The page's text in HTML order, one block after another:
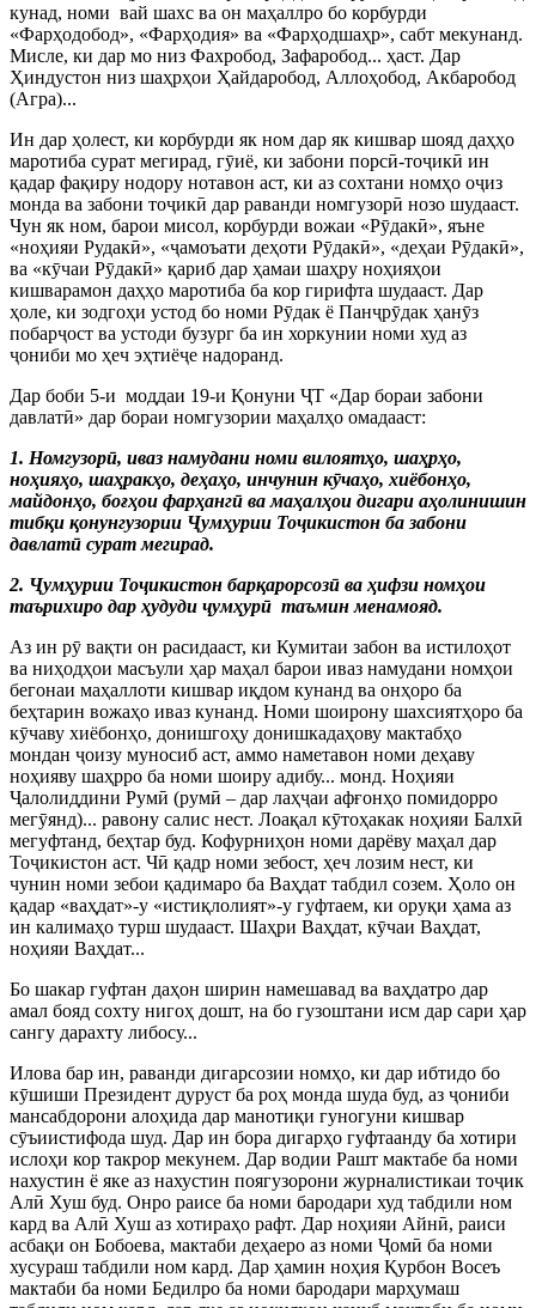
кунад, номи вай шахс ва он маҳаллро бо корбурди
«Фарҳодобод», «Фарҳодия» ва «Фарҳодшаҳр», сабт мекунанд.
Мисле, ки дар мо низ Фахробод, Зафаробод... ҳаст. Дар
Ҳиндустон низ шаҳрҳои Ҳайдаробод, Аллоҳобод, Акбаробод
(Агра)...
Ин дар ҳолест, ки корбурди як ном дар як кишвар шояд даҳҳо
маротиба сурат мегирад, гӯиё, ки забони порсӣ-тоҷикӣ ин
қадар фақиру нодору нотавон аст, ки аз сохтани номҳо оҷиз
монда ва забони тоҷикӣ дар раванди номгузорӣ нозо шудааст.
Чун як ном, барои мисол, корбурди вожаи «Рӯдакӣ», яъне
«ноҳияи Рудакӣ», «ҷамоъати деҳоти Рӯдакӣ», «деҳаи Рӯдакӣ»,
ва «кӯчаи Рӯдакӣ» қариб дар ҳамаи шаҳру ноҳияҳои
кишварамон даҳҳо маротиба ба кор гирифта шудааст. Дар
ҳоле, ки зодгоҳи устод бо номи Рӯдак ё Панҷрӯдак ҳанӯз
побарҷост ва устоди бузург ба ин хоркунии номи худ аз
ҷониби мо ҳеч эҳтиёҷе надоранд.
Дар боби 5-и моддаи 19-и Қонуни ҶТ «Дар бораи забони
давлатӣ» дар бораи номгузории маҳалҳо омадааст:
1. Номгузорӣ, иваз намудани номи вилоятҳо, шаҳрҳо,
ноҳияҳо, шаҳракҳо, деҳаҳо, инчунин кӯчаҳо, хиёбонҳо,
майдонҳо, боғҳои фарҳангӣ ва маҳалҳои дигари аҳолинишин
тибқи қонунгузории Ҷумҳурии Тоҷикистон ба забони
давлатӣ сурат мегирад.
2. Ҷумҳурии Тоҷикистон барқарорсозӣ ва ҳифзи номҳои
таърихиро дар ҳудуди ҷумҳурӣ таъмин менамояд.
Аз ин рӯ вақти он расидааст, ки Кумитаи забон ва истилоҳот
ва ниҳодҳои масъули ҳар маҳал барои иваз намудани номҳои
бегонаи маҳаллоти кишвар иқдом кунанд ва онҳоро ба
беҳтарин вожаҳо иваз кунанд. Номи шоирону шахсиятҳоро ба
кӯчаву хиёбонҳо, донишгоҳу донишкадаҳову мактабҳо
мондан ҷоизу муносиб аст, аммо наметавон номи деҳаву
ноҳияву шаҳрро ба номи шоиру адибу... монд. Ноҳияи
Ҷалолиддини Румӣ (румӣ – дар лаҳҷаи афғонҳо помидорро
мегӯянд)... равону салис нест. Лоақал кӯтоҳакак ноҳияи Балхӣ
мегуфтанд, беҳтар буд. Кофурниҳон номи дарёву маҳал дар
Тоҷикистон аст. Чӣ қадр номи зебост, ҳеч лозим нест, ки
чунин номи зебои қадимаро ба Ваҳдат табдил созем. Ҳоло он
қадар «ваҳдат»-у «истиқлолият»-у гуфтаем, ки оруқи ҳама аз
ин калимаҳо турш шудааст. Шаҳри Ваҳдат, кӯчаи Ваҳдат,
ноҳияи Ваҳдат...
Бо шакар гуфтан даҳон ширин намешавад ва ваҳдатро дар
амал бояд сохту нигоҳ дошт, на бо гузоштани исм дар сари ҳар
сангу дарахту либосу...
Илова бар ин, раванди дигарсозии номҳо, ки дар ибтидо бо
кӯшиши Президент дуруст ба роҳ монда шуда буд, аз ҷониби
мансабдорони алоҳида дар манотиқи гуногуни кишвар
сӯъиистифода шуд. Дар ин бора дигарҳо гуфтаанду ба хотири
ислоҳи кор такрор мекунем. Дар водии Рашт мактабе ба номи
нахустин ё яке аз нахустин поягузорони журналистикаи тоҷик
Алӣ Хуш буд. Онро раисе ба номи бародари худ табдили ном
кард ва Алӣ Хуш аз хотираҳо рафт. Дар ноҳияи Айнӣ, раиси
асбақи он Бобоева, мактаби деҳаеро аз номи Ҷомӣ ба номи
хусураш табдили ном кард. Дар ҳамин ноҳия Қурбон Восеъ
мактаби ба номи Бедилро ба номи бародари марҳумаш